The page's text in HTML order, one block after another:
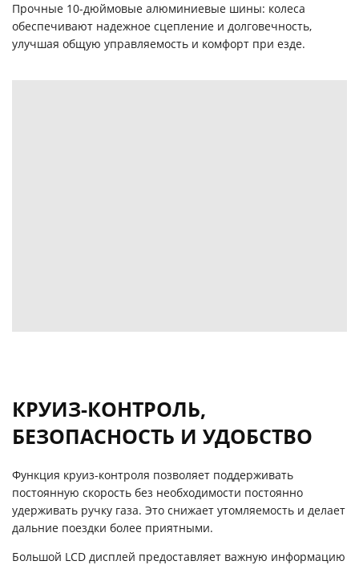
Прочные 10-дюймовые алюминиевые шины: колеса
обеспечивают надежное сцепление и долговечность,
улучшая общую управляемость и комфорт при езде.
КРУИЗ-КОНТРОЛЬ,
БЕЗОПАСНОСТЬ И УДОБСТВО
Функция круиз-контроля позволяет поддерживать
постоянную скорость без необходимости постоянно
удерживать ручку газа. Это снижает утомляемость и делает
дальние поездки более приятными.
Большой LCD дисплей предоставляет важную информацию